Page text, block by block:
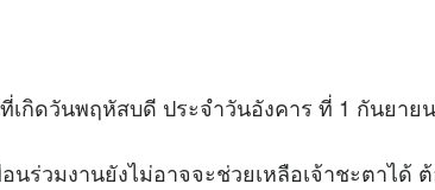
เกิดวันพฤหัสบดี ประจำวันอังคาร ที่ 1 กันยาย
นร่วมงานยังไม่อาจจะช่วยเหลือเจ้าชะตาได้